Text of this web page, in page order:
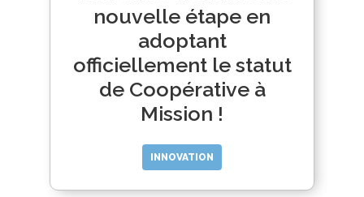
nouvelle étape en
adoptant
officiellement le statut
de Coopérative à
Mission !
INNOVATION